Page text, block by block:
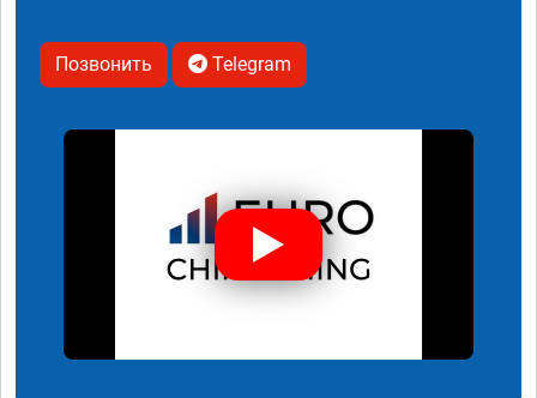
Позвонить Telegram